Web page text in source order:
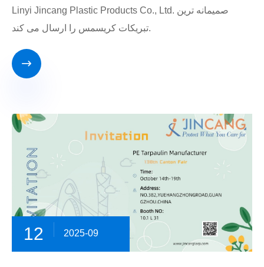
Linyi Jincang Plastic Products Co., Ltd. صمیمانه ترین
تبریکات کریسمس را ارسال می کند.

12 2025-09